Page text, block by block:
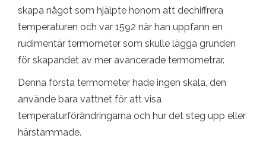
skapa något som hjälpte honom att dechiffrera
temperaturen och var 1592 när han uppfann en
rudimentär termometer som skulle lägga grunden
för skapandet av mer avancerade termometrar.
Denna första termometer hade ingen skala, den
använde bara vattnet för att visa
temperaturförändringarna och hur det steg upp eller
härstammade.